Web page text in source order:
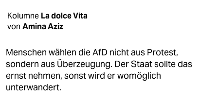
gesellschaft
kultur
sport
berlin
Kolumne La dolce Vita
von Amina Aziz
Menschen wählen die AfD nicht aus Protest,
sondern aus Überzeugung. Der Staat sollte das
ernst nehmen, sonst wird er womöglich
unterwandert.